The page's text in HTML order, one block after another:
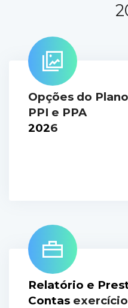
Opções do
PPI e PPA
2026
Relatório e
Contas exercício